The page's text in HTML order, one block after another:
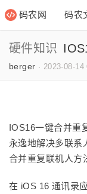
码农网 码农
硬件知识
berger · 2023-08-14
IOS16一键合并重
永逸地解决多联系
合并重复联机人方
在 iOS 16 通讯录